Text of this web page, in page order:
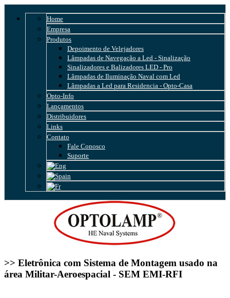
Home
Empresa
Produtos
Depoimento de Velejadores
Lâmpadas de Navegação a Led - Sinalização
Sinalizadores e Balizadores LED - Pro
Lâmpadas de Iluminação Naval com Led
Lâmpadas a Led para Residencia - Opto-Casa
Opto-Info
Lançamentos
Distribuidores
Links
Contato
Fale Conosco
Suporte
>> Eletrônica com Sistema de Montagem usado na
área Militar-Aeroespacial - SEM EMI-RFI